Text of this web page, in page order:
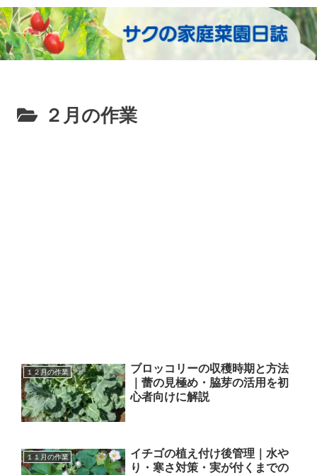
２月の作業
１２月の作業
ブロッコリーの収穫時期と方法
｜蕾の見極め・脇芽の活用を初
心者向けに解説
１１月の作業
イチゴの植え付け後管理｜水や
り・寒さ対策・実が付くまでの